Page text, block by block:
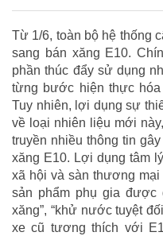
Từ 1/6, toàn bộ hệ thống
sang bán xăng E10.
phần thúc đẩy sử dụng
từng bước hiện thực hóa
Tuy nhiên, lợi dụng sự
về loại nhiên liệu mới
truyền nhiều thông tin
xăng E10. Lợi dụng tâm
xã hội và sàn thương
sản phẩm phụ gia được
xăng”, “khử nước tuyệt
xe cũ tương thích với